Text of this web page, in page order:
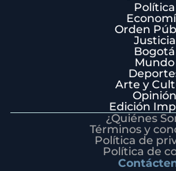
Política
Orden
Justicia
Bogotá
Mundo
Arte y
Opinión
Edición
¿Quiénes
Términos y
Política de
Política de